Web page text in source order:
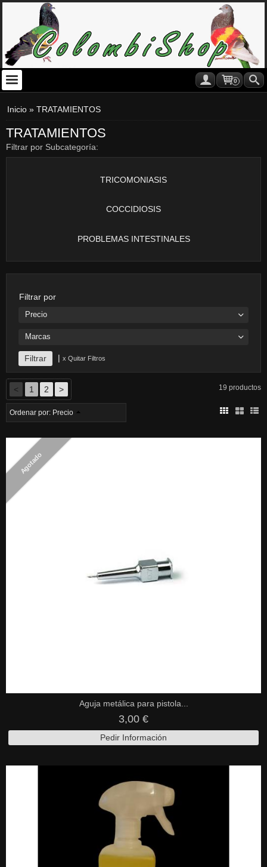
0
Inicio » TRATAMIENTOS
TRATAMIENTOS
Filtrar por Subcategoría:
TRICOMONIASIS
COCCIDIOSIS
PROBLEMAS INTESTINALES
Filtrar por
Precio
Marcas
| x Quitar Filtros
< 1 2 > 19 productos
Ordenar por: Precio
Agotado
Aguja metálica para pistola...
3,00 €
Pedir Información